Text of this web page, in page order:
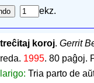
ekz.
koroj. Gerrit
1995. 80 paĝoj.
Tria parto de